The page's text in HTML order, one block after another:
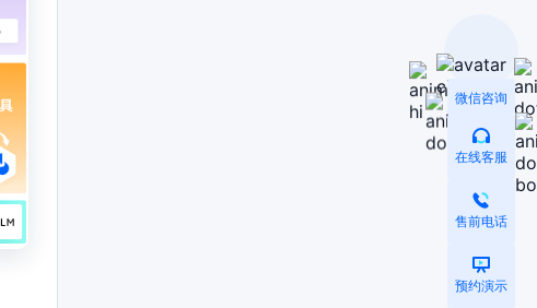
微信咨询
在线客服
售前电话
预约演示